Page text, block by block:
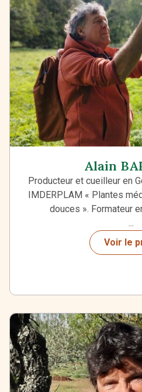
Alain
Producteur et cueilleur en
IMDERPLAM « Plantes
douces ». Formateur
...
Voir le